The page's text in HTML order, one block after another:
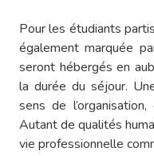
Pour les étudiants
également marquée
seront hébergés en
la durée du séjour.
sens de
Autant de qualités
vie professionnelle